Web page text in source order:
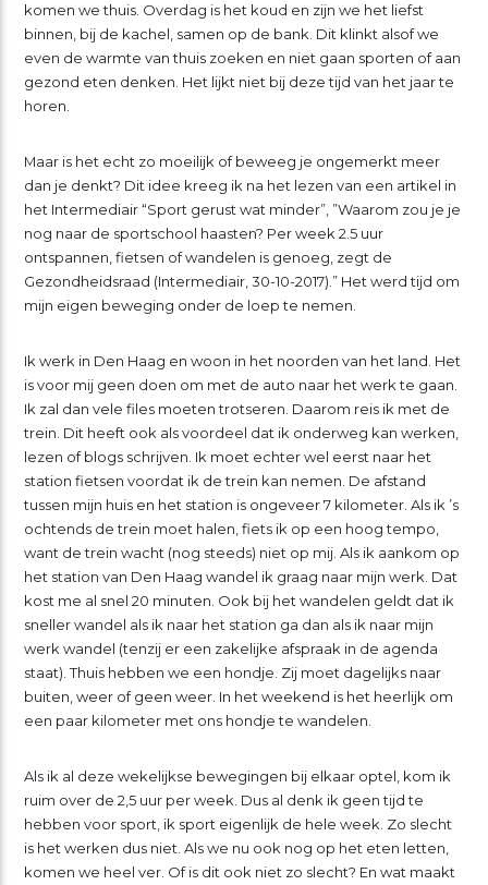
komen we thuis. Overdag is het koud en zijn we het liefst
binnen, bij de kachel, samen op de bank. Dit klinkt alsof we
even de warmte van thuis zoeken en niet gaan sporten of aan
gezond eten denken. Het lijkt niet bij deze tijd van het jaar te
horen.
Maar is het echt zo moeilijk of beweeg je ongemerkt meer
dan je denkt? Dit idee kreeg ik na het lezen van een artikel in
het Intermediair “Sport gerust wat minder”, ”Waarom zou je je
nog naar de sportschool haasten? Per week 2.5 uur
ontspannen, fietsen of wandelen is genoeg, zegt de
Gezondheidsraad (Intermediair, 30-10-2017).” Het werd tijd om
mijn eigen beweging onder de loep te nemen.
Ik werk in Den Haag en woon in het noorden van het land. Het
is voor mij geen doen om met de auto naar het werk te gaan.
Ik zal dan vele files moeten trotseren. Daarom reis ik met de
trein. Dit heeft ook als voordeel dat ik onderweg kan werken,
lezen of blogs schrijven. Ik moet echter wel eerst naar het
station fietsen voordat ik de trein kan nemen. De afstand
tussen mijn huis en het station is ongeveer 7 kilometer. Als ik ’s
ochtends de trein moet halen, fiets ik op een hoog tempo,
want de trein wacht (nog steeds) niet op mij. Als ik aankom op
het station van Den Haag wandel ik graag naar mijn werk. Dat
kost me al snel 20 minuten. Ook bij het wandelen geldt dat ik
sneller wandel als ik naar het station ga dan als ik naar mijn
werk wandel (tenzij er een zakelijke afspraak in de agenda
staat). Thuis hebben we een hondje. Zij moet dagelijks naar
buiten, weer of geen weer. In het weekend is het heerlijk om
een paar kilometer met ons hondje te wandelen.
Als ik al deze wekelijkse bewegingen bij elkaar optel, kom ik
ruim over de 2,5 uur per week. Dus al denk ik geen tijd te
hebben voor sport, ik sport eigenlijk de hele week. Zo slecht
is het werken dus niet. Als we nu ook nog op het eten letten,
komen we heel ver. Of is dit ook niet zo slecht? En wat maakt